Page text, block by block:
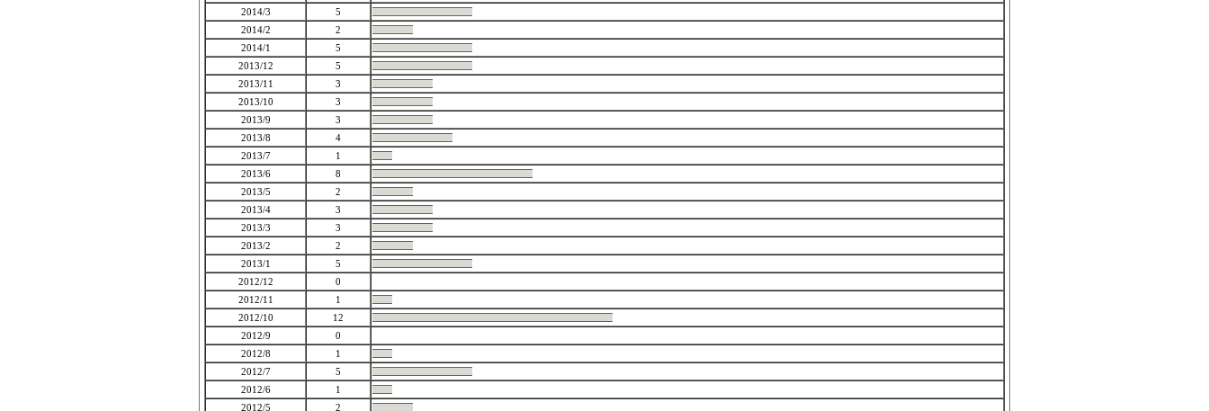
2014/3
5
2014/2
2
2014/1
5
2013/12
5
2013/11
3
2013/10
3
2013/9
3
2013/8
4
2013/7
1
2013/6
8
2013/5
2
2013/4
3
2013/3
3
2013/2
2
2013/1
5
2012/12
0
2012/11
1
2012/10
12
2012/9
0
2012/8
1
2012/7
5
2012/6
1
2012/5
2